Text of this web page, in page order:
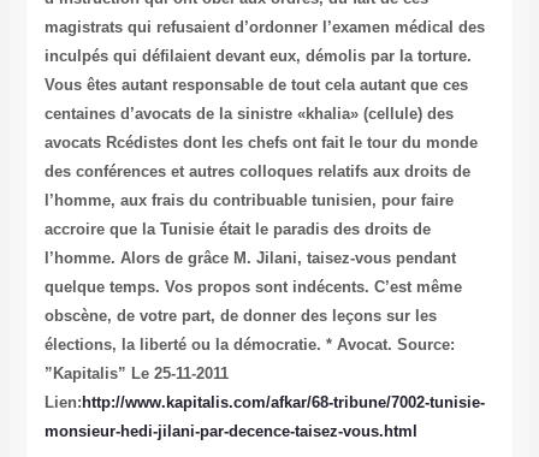
magistrats qui refusaient d’ordonner l’examen médical des
inculpés qui défilaient devant eux, démolis par la torture.
Vous êtes autant responsable de tout cela autant que ces
centaines d’avocats de la sinistre «khalia» (cellule) des
avocats Rcédistes dont les chefs ont fait le tour du monde
des conférences et autres colloques relatifs aux droits de
l’homme, aux frais du contribuable tunisien, pour faire
accroire que la Tunisie était le paradis des droits de
l’homme. Alors de grâce M. Jilani, taisez-vous pendant
quelque temps. Vos propos sont indécents. C’est même
obscène, de votre part, de donner des leçons sur les
élections, la liberté ou la démocratie. * Avocat. Source:
”Kapitalis” Le 25-11-2011
Lien: http://www.kapitalis.com/afkar/68-tribune/7002-tunisie-
monsieur-hedi-jilani-par-decence-taisez-vous.html